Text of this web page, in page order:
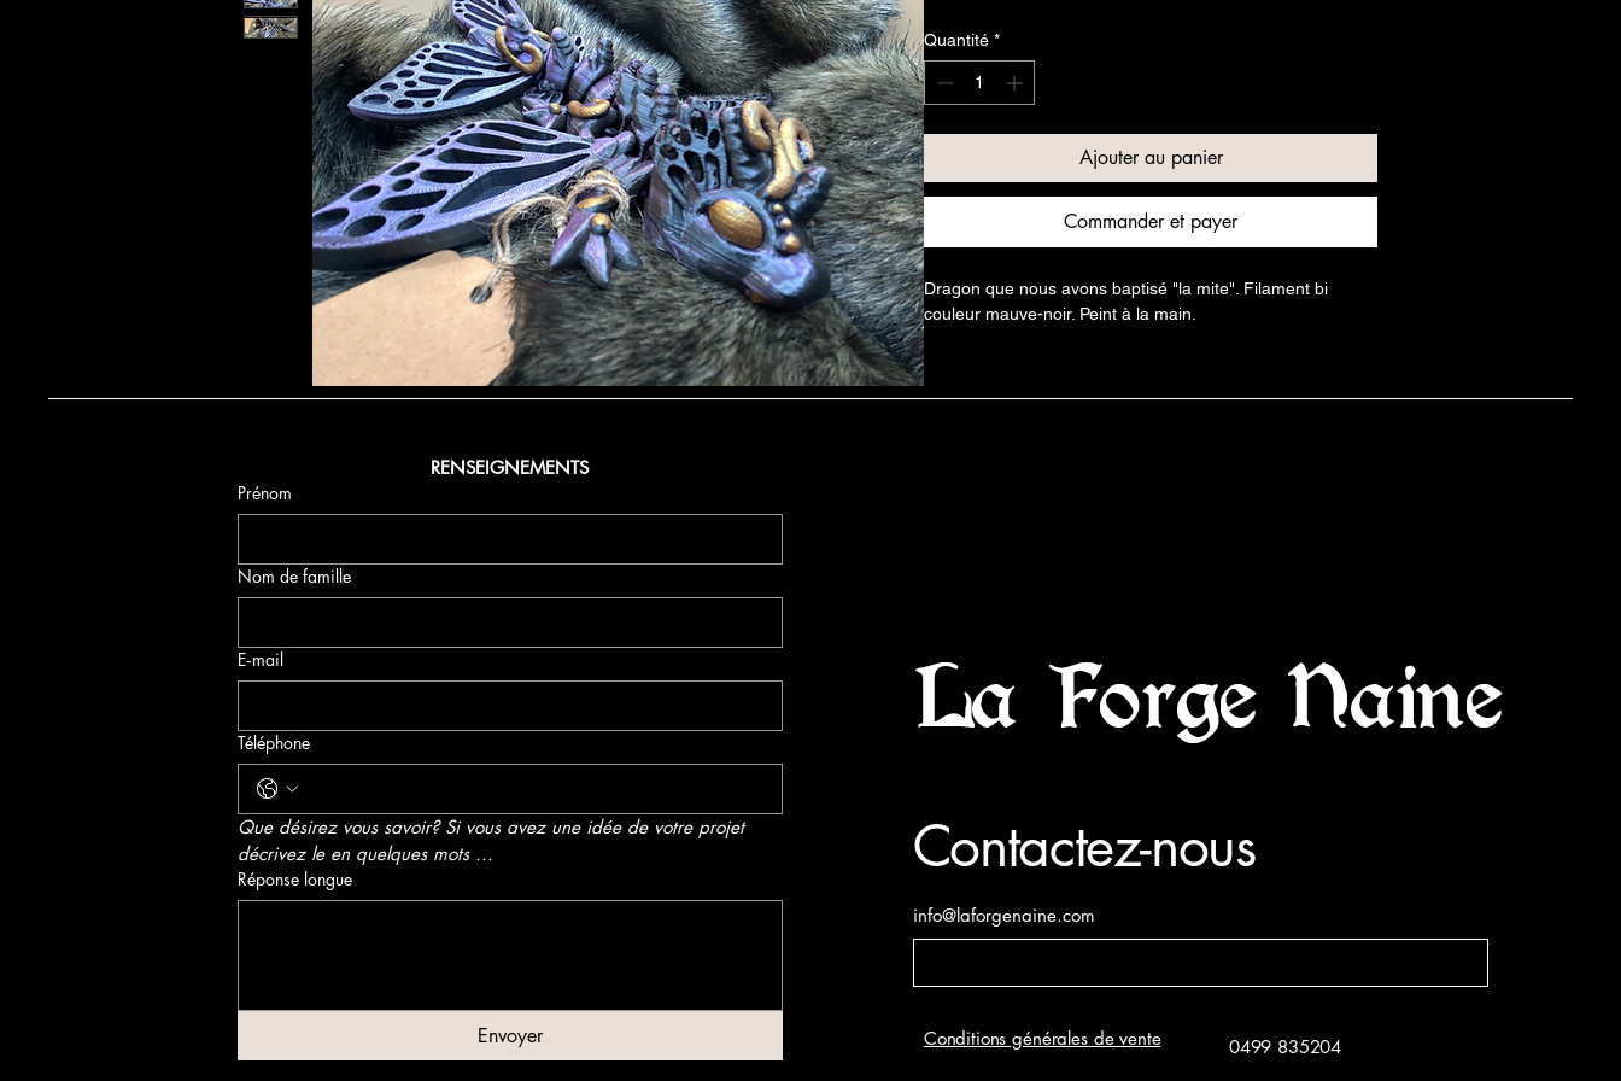
Quantité *
Ajouter au panier
Commander et payer
Dragon que nous avons baptisé "la mite". Filament bi
couleur mauve-noir. Peint à la main.
RENSEIGNEMENTS
Prénom
Nom de famille
E‑mail
Téléphone
Que désirez vous savoir? Si vous avez une idée de votre projet
décrivez le en quelques mots ...
Réponse longue
Envoyer
La Forge Naine
Contactez-nous
info@laforgenaine.com
Conditions générales de vente 0499 835204